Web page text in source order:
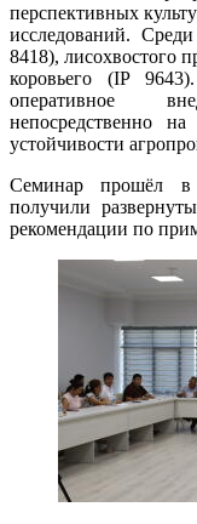
перспективных
исследований.
8418), лисохвостого
коровьего (IP
оперативное
непосредственно
устойчивости
Семинар прошёл в
получили
рекомендации по